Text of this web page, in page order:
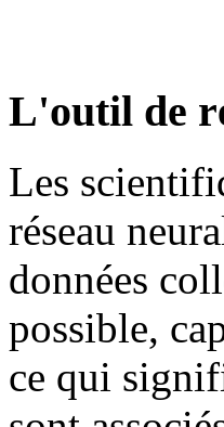
L'outil de
Les
réseau
données
possible,
ce qui